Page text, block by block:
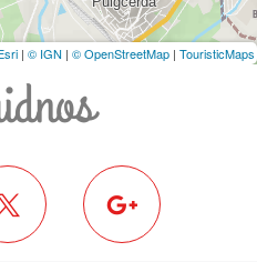
| © IGN | © OpenStreetMap | TouristicMaps